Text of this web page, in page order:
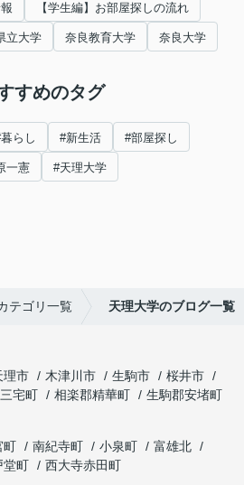
【学生編】お部屋探しの流れ
立大学 奈良教育大学 奈良大学
すめのタグ
らし #新生活 #部屋探し
一憲 #天理大学
テゴリ一覧 天理大学のブログ一覧
理市 木津川市 生駒市
桜井市
宅町 相楽郡精華町
生駒郡安堵町
町 南紀寺町 小泉町
富雄北
堂町
西大寺赤田町